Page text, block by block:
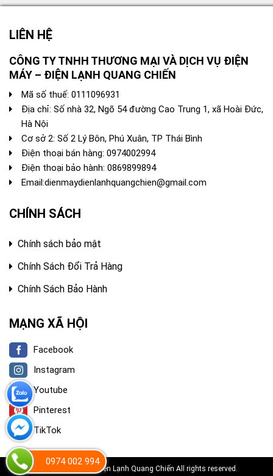
LIÊN HỆ
CÔNG TY TNHH THƯƠNG MẠI VÀ DỊCH VỤ ĐIỆN
MÁY – ĐIỆN LẠNH QUANG CHIẾN
Mã số thuế: 0111096931
Địa chỉ: Số nhà 32, Ngõ 54 đường Cao Trung 1, xã Hoài Đức,
Hà Nội
Cơ sở 2: Số 2 Lý Bôn, Phú Xuân, TP Thái Bình
Điện thoại bán hàng: 0974002994
Điện thoại bảo hành: 0869899894
Email:dienmaydienlanhquangchien@gmail.com
CHÍNH SÁCH
Chính sách bảo mật
Chính Sách Đổi Trả Hàng
Chính Sách Bảo Hành
MẠNG XÃ HỘI
Facebook
Instagram
Youtube
Pinterest
TikTok
0974 002 994
Copyright 2022 © Điện Lạnh Quang Chiến All rights reserved.